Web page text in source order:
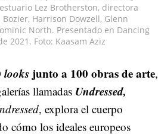
Lez Brotherston, directora
Harrison Dowzell, Glenn
North. Presentado en Dancing
2021. Foto: Kaasam Aziz
looks junto a 100 obras de arte,
llamadas Undressed,
, explora el cuerpo
cómo los ideales europeos